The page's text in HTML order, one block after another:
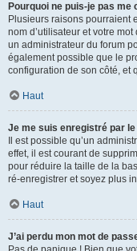
Pourquoi ne puis-je pas me
Plusieurs raisons pourraient
nom d’utilisateur et votre
un administrateur du forum
également possible que le
configuration de son côté, et
Haut
Je me suis enregistré par
Il est possible qu’un
effet, il est courant de
pour réduire la taille de la
ré-enregistrer et soyez plus
Haut
J’ai perdu mon mot de